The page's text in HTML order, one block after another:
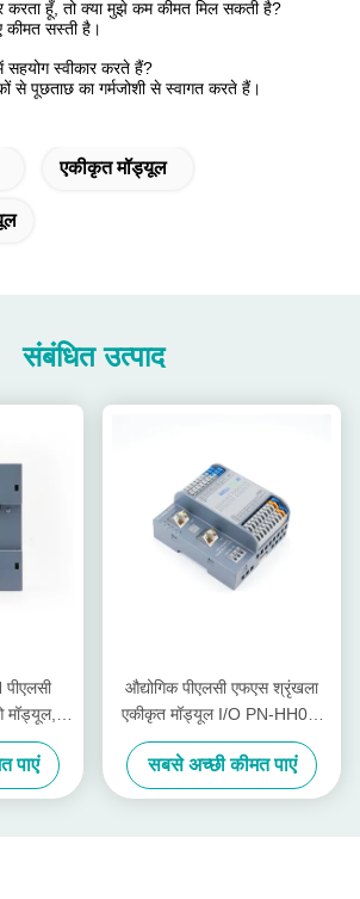
करता हूँ, तो क्या मुझे कम कीमत मिल सकती है?
कीमत सस्ती है।
स्वीकार करते हैं?
से पूछताछ का गर्मजोशी से स्वागत करते हैं।
एकीकृत मॉड्यूल
संबंधित उत्पाद
इनपुट,
पाएं
औद्योगिक पीएलसी एफएस श्रृंखला
एकीकृत मॉड्यूल I/O PN-HH00-
C0NN उत्पादकता में वृद्धि के लिए
सबसे अच्छी कीमत पाएं